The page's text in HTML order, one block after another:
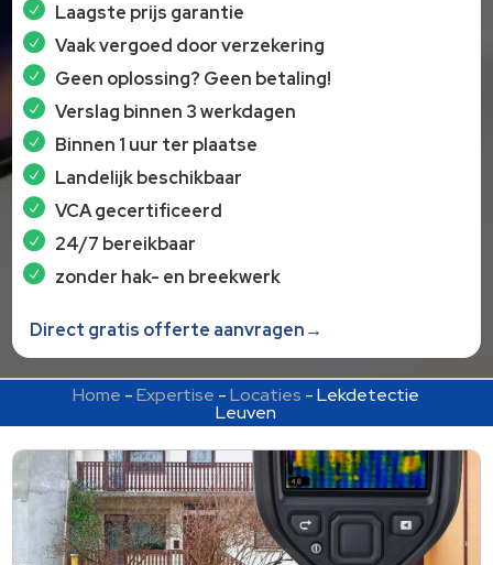
Laagste prijs garantie
Vaak vergoed door verzekering
Geen oplossing? Geen betaling!
Verslag binnen 3 werkdagen
Binnen 1 uur ter plaatse
Landelijk beschikbaar
VCA gecertificeerd
24/7 bereikbaar
zonder hak- en breekwerk
Direct gratis offerte aanvragen→
Home -Expertise -Locaties -Lekdetectie
Leuven